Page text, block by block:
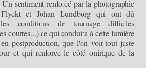
sentiment renforcé par la photographie
Flyckt et Johan Lundborg qui ont dû
conditions de tournage difficiles
courtes...) ce qui conduira à cette lumière
postproduction, que l'on voit tout juste
et qui renforce le côté onirique de la